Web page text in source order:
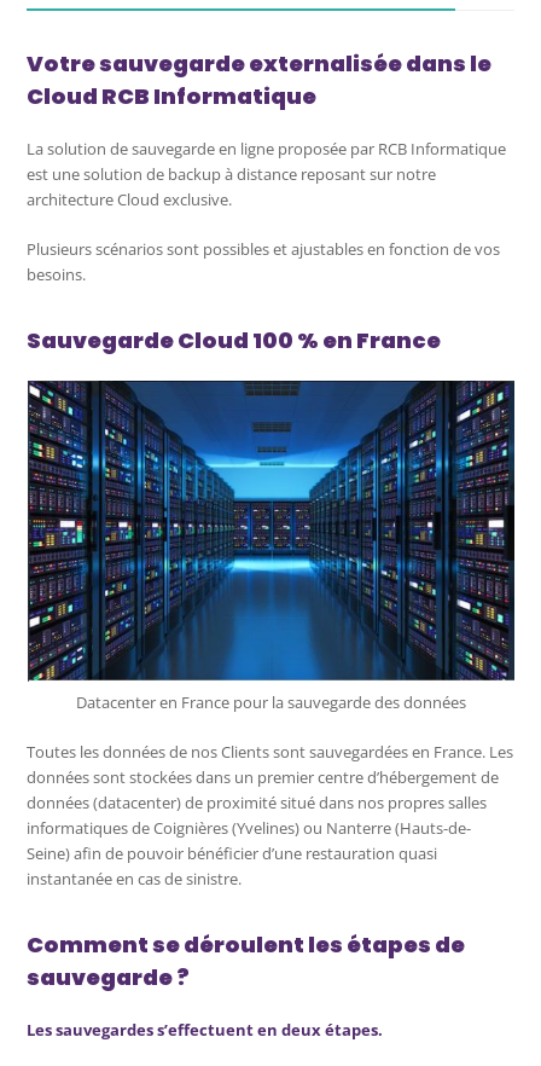
Votre sauvegarde externalisée dans le
Cloud RCB Informatique
La solution de sauvegarde en ligne proposée par RCB Informatique
est une solution de backup à distance reposant sur notre
architecture Cloud exclusive.
Plusieurs scénarios sont possibles et ajustables en fonction de vos
besoins.
Sauvegarde Cloud 100 % en France
Datacenter en France pour la sauvegarde des données
Toutes les données de nos Clients sont sauvegardées en France. Les
données sont stockées dans un premier centre d’hébergement de
données (datacenter) de proximité situé dans nos propres salles
informatiques de Coignières (Yvelines) ou Nanterre (Hauts-de-
Seine) afin de pouvoir bénéficier d’une restauration quasi
instantanée en cas de sinistre.
Comment se déroulent les étapes de
sauvegarde ?
Les sauvegardes s’effectuent en deux étapes.